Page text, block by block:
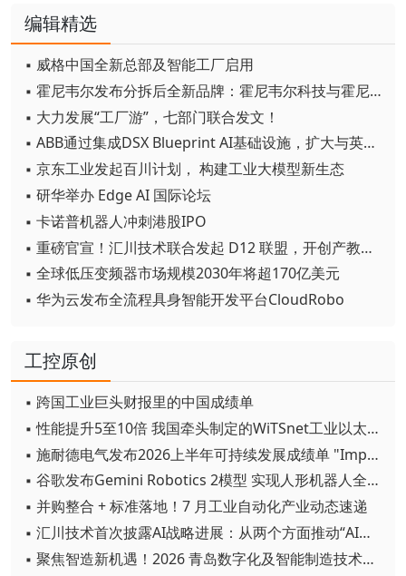
编辑精选
▪ 威格中国全新总部及智能工厂启用
▪ 霍尼韦尔发布分拆后全新品牌：霍尼韦尔科技与霍尼韦尔航空航天
▪ 大力发展“工厂游”，七部门联合发文！
▪ ABB通过集成DSX Blueprint AI基础设施，扩大与英伟达的合作
▪ 京东工业发起百川计划， 构建工业大模型新生态
▪ 研华举办 Edge AI 国际论坛
▪ 卡诺普机器人冲刺港股IPO
▪ 重磅官宣！汇川技术联合发起 D12 联盟，开创产教融合新范式
▪ 全球低压变频器市场规模2030年将超170亿美元
▪ 华为云发布全流程具身智能开发平台CloudRobo
工控原创
▪ 跨国工业巨头财报里的中国成绩单
▪ 性能提升5至10倍 我国牵头制定的WiTSnet工业以太网国际标准正式发布
▪ 施耐德电气发布2026上半年可持续发展成绩单 "Impact 2030"路线图开局稳健
▪ 谷歌发布Gemini Robotics 2模型 实现人形机器人全身智能控制突破
▪ 并购整合 + 标准落地！7 月工业自动化产业动态速递
▪ 汇川技术首次披露AI战略进展：从两个方面推动“AI业务化”落地
▪ 聚焦智造新机遇！2026 青岛数字化及智能制造技术论坛圆满落幕